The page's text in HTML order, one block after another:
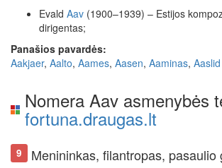
Evald Aav (1900–1939) – Estijos
dirigentas;
Panašios pavardės:
Aakjaer, Aalto, Aames, Aasen, Aaminas, Aaslid
Nomera Aav asmenybės
fortuna.draugas.lt
9 Menininkas, filantropas, pasaulio